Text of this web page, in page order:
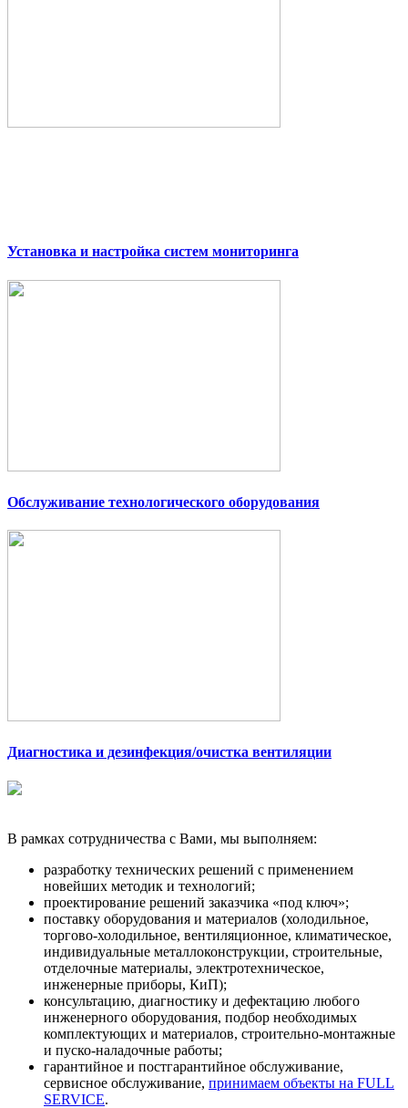
Установка и настройка систем мониторинга
Обслуживание технологического оборудования
Диагностика и дезинфекция/очистка вентиляции
В рамках сотрудничества с Вами, мы выполняем:
разработку технических решений с применением
новейших методик и технологий;
проектирование решений заказчика «под ключ»;
поставку оборудования и материалов (холодильное,
торгово-холодильное, вентиляционное, климатическое,
индивидуальные металлоконструкции, строительные,
отделочные материалы, электротехническое,
инженерные приборы, КиП);
консультацию, диагностику и дефектацию любого
инженерного оборудования, подбор необходимых
комплектующих и материалов, строительно-монтажные
и пуско-наладочные работы;
гарантийное и постгарантийное обслуживание,
сервисное обслуживание, принимаем объекты на FULL
SERVICE.